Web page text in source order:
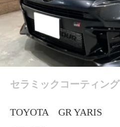
セラミックコーティング
TOYOTA GR YARIS